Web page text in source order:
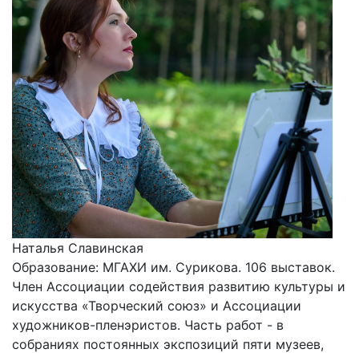
Наталья Славинская
Образование: МГАХИ им. Сурикова. 106 выставок.
Член Ассоциации содействия развитию культуры и
искусства «Творческий союз» и Ассоциации
художников-пленэристов. Часть работ - в
собраниях постоянных экспозиций пяти музеев,